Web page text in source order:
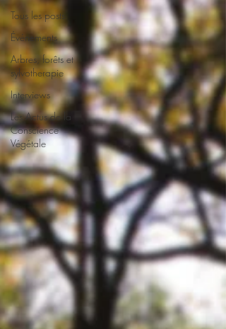
Tous les posts
Événements
Arbres, forêts et
sylvotherapie
Interviews
Les Actus de la
Conscience
Végétale